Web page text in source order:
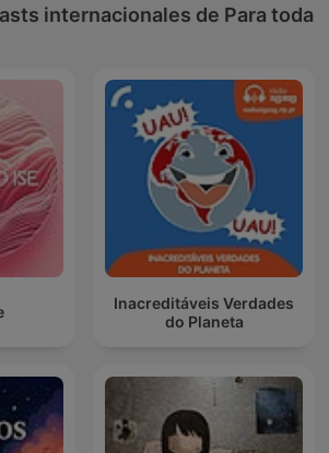
internacionales de Para toda
Inacreditáveis Verdades
do Planeta